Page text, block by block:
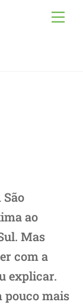
São
ao
Mas
com a
explicar.
mais